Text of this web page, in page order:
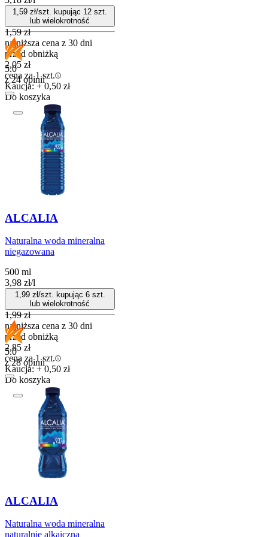
1,59 zł/szt. kupując 12 szt.
lub wielokrotność
1,59 zł
najniższa cena z 30 dni
przed obniżką
2,05 zł
cena za 1 szt.
Kaucja: + 0,50 zł
Do koszyka
5.0
z 24 opinii
ALCALIA
Naturalna woda mineralna
niegazowana
500 ml
3,98 zł/l
1,99zł/szt. kupując 6szt.
lub wielokrotność
1,99 zł
najniższa cena z 30 dni
przed obniżką
2,85 zł
cena za 1 szt.
Kaucja: + 0,50 zł
Do koszyka
5.0
z 28 opinii
ALCALIA
Naturalna woda mineralna
naturalnie alkaiczna